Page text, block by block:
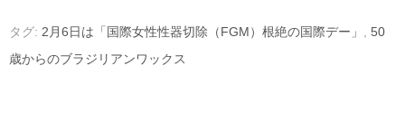
タグ: 2月6日は「国際女性性器切除（FGM）根絶の国際デー」
50
歳からのブラジリアンワックス